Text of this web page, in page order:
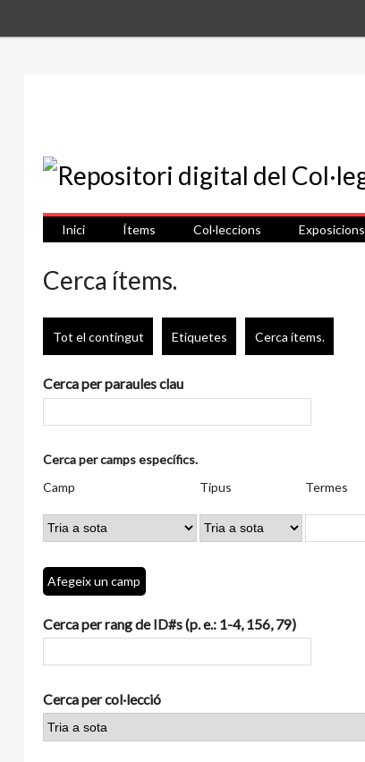
Inici Ítems Col·leccions Exposicions
Cerca ítems.
Tot el contingut Etiquetes Cerca ítems.
Cerca per paraules clau
Nombre
files
a
"Cerca
camps
específics.":
Cerca per camps específics.
de
cerca
de
cerca
de
cerca
Joiner
Camp Tipus Termes
Afegeix un camp
Cerca per rang de ID#s (p. e.: 1-4, 156, 79)
Cerca per col·lecció